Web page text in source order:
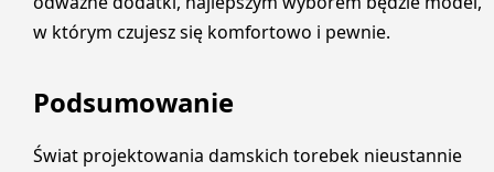
w którym czujesz się komfortowo i pewnie.
Podsumowanie
Świat projektowania damskich torebek nieustannie